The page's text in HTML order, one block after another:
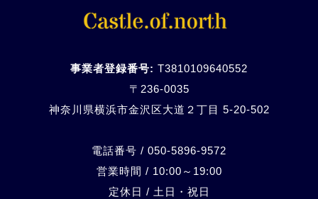
事業者登録番号: T3810109640552
〒236-0035
神奈川県横浜市金沢区大道２丁目 5-20-502
電話番号 / 050-5896-9572
営業時間 / 10:00～19:00
定休日 / 土日・祝日